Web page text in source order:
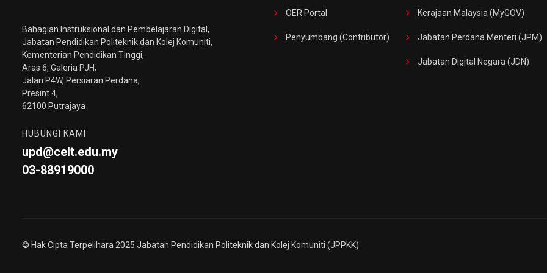
Bahagian Instruksional dan Pembelajaran Digital,
Jabatan Pendidikan Politeknik dan Kolej Komuniti,
Kementerian Pendidikan Tinggi,
Aras 6, Galeria PJH,
Jalan P4W, Persiaran Perdana,
Presint 4,
62100 Putrajaya
HUBUNGI KAMI
upd@celt.edu.my
03-88919000
OER Portal
Penyumbang (Contributor)
Kerajaan Malaysia (MyGOV)
Jabatan Perdana Menteri (JPM)
Jabatan Digital Negara (JDN)
© Hak Cipta Terpelihara 2025 Jabatan Pendidikan Politeknik dan Kolej Komuniti (JPPKK)